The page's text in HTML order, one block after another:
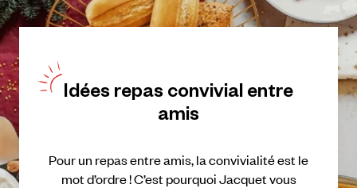
plaisir
Idéesrepasconvivialentre
amis
Pourun repasentreamis,laconvivialitéestle
motd’ordre!C’est pourquoiJacquetvous